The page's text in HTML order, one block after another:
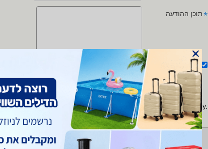
*תוכן ההודעה
אני מאשר/ת את תנאי השימוש מדיניות הפרטיות
reCAPTCHA and the GooglePrivacy Policy and Terms of Serviceapply.